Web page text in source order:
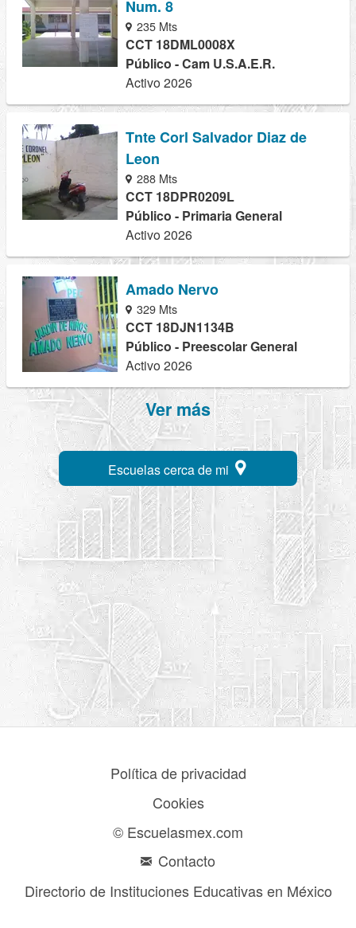
Num. 8
235 Mts
CCT 18DML0008X
Público - Cam U.S.A.E.R.
Activo 2026
Tnte Corl Salvador Diaz de
Leon
288 Mts
CCT 18DPR0209L
Público - Primaria General
Activo 2026
Amado Nervo
329 Mts
CCT 18DJN1134B
Público - Preescolar General
Activo 2026
Ver más
Escuelas cerca de mi
Política de privacidad
Cookies
© Escuelasmex.com
Contacto
Directorio de Instituciones Educativas en México